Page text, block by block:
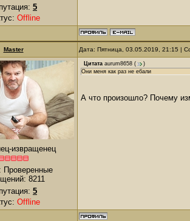
5
Offline
Master Дата: Пятница, 03.05.2019, 21:15 |
извращенец
Проверенные
8211
5
Offline
Цитата aurum8658 (
)
Они меня как раз не ебали
А что произошло? Почему